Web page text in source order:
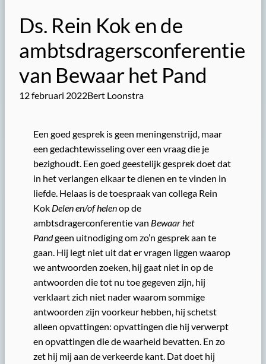
Ds. Rein Kok en de
ambtsdragersconferentie
van Bewaar het Pand
12 februari 2022Bert Loonstra
Een goed gesprek is geen meningenstrijd, maar
een gedachtewisseling over een vraag die je
bezighoudt. Een goed geestelijk gesprek doet dat
in het verlangen elkaar te dienen en te vinden in
liefde. Helaas is de toespraak van collega Rein
Kok Delen en/of helenop de
ambtsdragerconferentie van Bewaar het
Pandgeen uitnodiging om zo’n gesprek aan te
gaan. Hij legt niet uit dat er vragen liggen waarop
we antwoorden zoeken, hij gaat niet in op de
antwoorden die tot nu toe gegeven zijn, hij
verklaart zich niet nader waarom sommige
antwoorden zijn voorkeur hebben, hij schetst
alleen opvattingen: opvattingen die hij verwerpt
en opvattingen die de waarheid bevatten. En zo
zet hij mij aan de verkeerde kant. Dat doet hij